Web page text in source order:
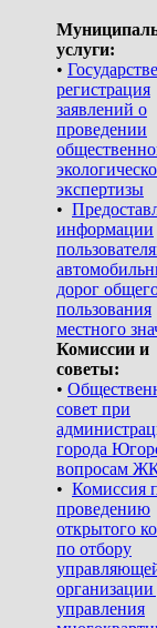
услуги:
•
регистрация
заявлений о
проведении
экспертизы
•
информации
дорог
пользования
местного
Комиссии и
советы:
•
совет при
города
вопросам
• Комиссия
проведению
открытого
по отбору
организации
управления